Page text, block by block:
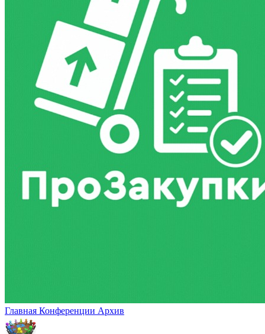
Главная Конференции Архив